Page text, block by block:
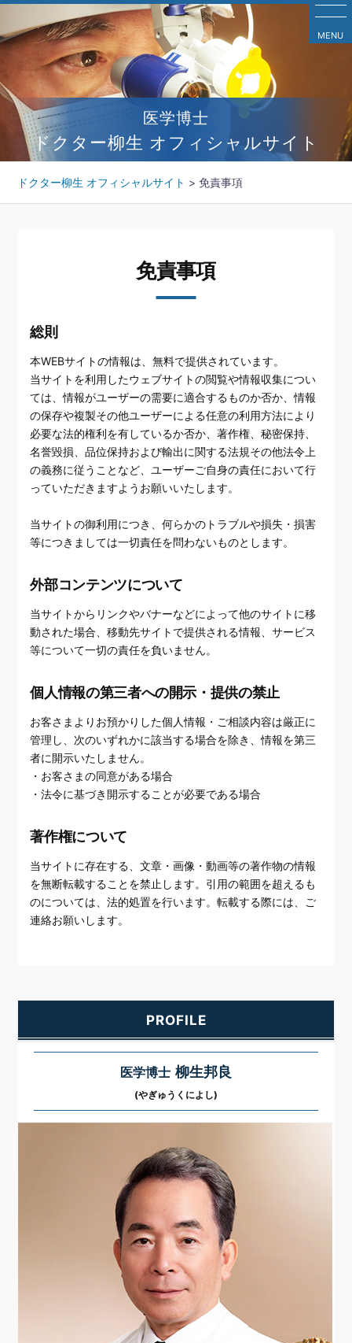
コ
テ
ツ
へ
医学博士
ドクター柳生 オフィシャルサイト
ドクター柳生 オフィシャルサイト >免責事項
免責事項
総則
本WEBサイトの情報は、無料で提供されています。
当サイトを利用したウェブサイトの閲覧や情報収集につい
ては、情報がユーザーの需要に適合するものか否か、情報
の保存や複製その他ユーザーによる任意の利用方法により
必要な法的権利を有しているか否か、著作権、秘密保持、
名誉毀損、品位保持および輸出に関する法規その他法令上
の義務に従うことなど、ユーザーご自身の責任において行
っていただきますようお願いいたします。
当サイトの御利用につき、何らかのトラブルや損失・損害
等につきましては一切責任を問わないものとします。
外部コンテンツについて
当サイトからリンクやバナーなどによって他のサイトに移
動された場合、移動先サイトで提供される情報、サービス
等について一切の責任を負いません。
個人情報の第三者への開示・提供の禁止
お客さまよりお預かりした個人情報・ご相談内容は厳正に
管理し、次のいずれかに該当する場合を除き、情報を第三
者に開示いたしません。
・お客さまの同意がある場合
・法令に基づき開示することが必要である場合
著作権について
当サイトに存在する、文章・画像・動画等の著作物の情報
を無断転載することを禁止します。引用の範囲を超えるも
のについては、法的処置を行います。転載する際には、ご
連絡お願いします。
PROFILE
医学博士 柳生邦良
(やぎゅうくによし)
MENU